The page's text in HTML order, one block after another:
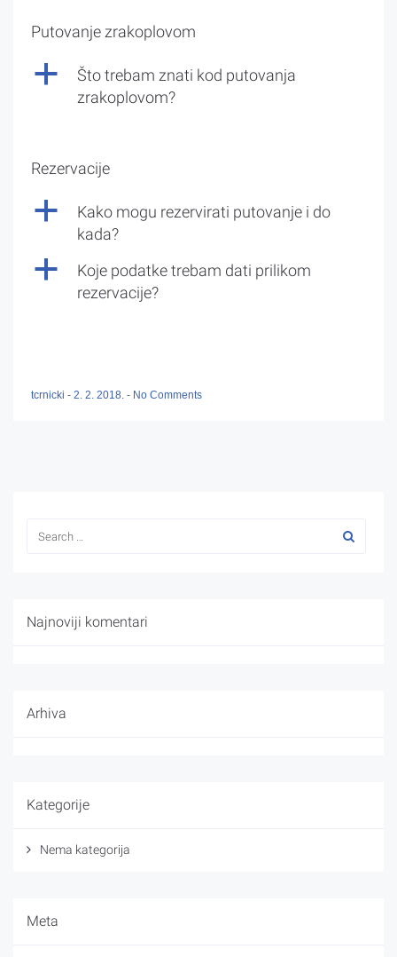
Putovanje zrakoplovom
a
Što trebam znati kod putovanja
zrakoplovom?
Rezervacije
a
Kako mogu rezervirati putovanje i do
kada?
a
Koje podatke trebam dati prilikom
rezervacije?
tcrnicki - 2. 2. 2018. - No Comments
Najnoviji komentari
Arhiva
Kategorije
Nema kategorija
Meta